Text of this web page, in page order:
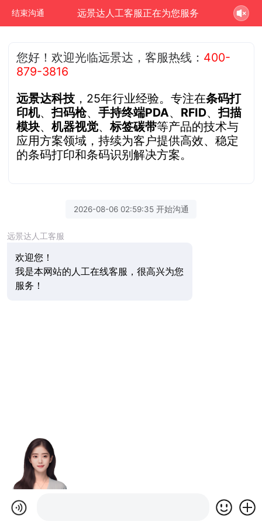
结束沟通 远景达人工客服正在为您服务
您好！欢迎光临远景达，客服热线： 400-
879-3816
远景达科技 ，25年行业经验。专注在条码打
印机、扫码枪、手持终端PDA、 RFID、扫描
模块、机器视觉、标签碳带等产品的技术与
应用方案领域，持续为客户提供高效、稳定
的条码打印和条码识别解决方案。
2026-08-06 02:59:35 开始沟通
远景达人工客服
欢迎您！
我是本网站的人工在线客服，很高兴为您
服务！